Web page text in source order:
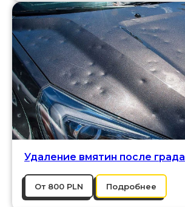
Удаление вмятин после града
От 800 PLN Подробнее